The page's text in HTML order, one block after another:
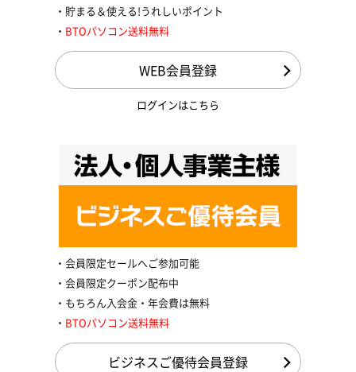
貯まる＆使える!うれしいポイント
BTOパソコン送料無料
WEB会員登録
ログインはこちら
会員限定セールへご参加可能
会員限定クーポン配布中
もちろん入会金・年会費は無料
BTOパソコン送料無料
ビジネスご優待会員登録